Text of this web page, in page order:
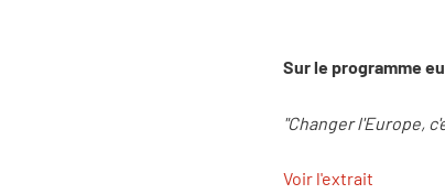
Sur le programme
"Changer l'Europe,
Voir l'extrait